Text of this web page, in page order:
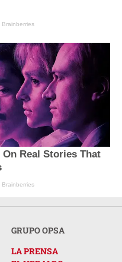
Brainberries
Real Stories That
Brainberries
GRUPO OPSA
LA PRENSA